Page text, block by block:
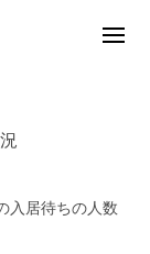
入居待ちの人数